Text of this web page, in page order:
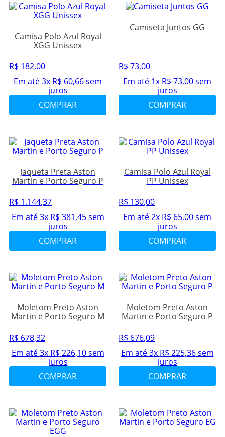
Camisa Polo Azul Royal
XGG Unissex
R$ 182,00
Em até3x R$ 60,66sem
juros
COMPRAR
Camiseta Juntos GG
R$ 73,00
Em até 1x R$ 73,00sem
juros
COMPRAR
Jaqueta Preta Aston
Martin e Porto Seguro P
R$ 1.144,37
Em até3x R$ 381,45sem
juros
COMPRAR
Camisa Polo Azul Royal
PP Unissex
R$ 130,00
Em até2x R$ 65,00sem
juros
COMPRAR
Moletom Preto Aston
Martin e Porto Seguro M
R$ 678,32
Em até3x R$ 226,10sem
juros
COMPRAR
Moletom Preto Aston
Martin e Porto Seguro P
R$ 676,09
Em até3x R$ 225,36sem
juros
COMPRAR